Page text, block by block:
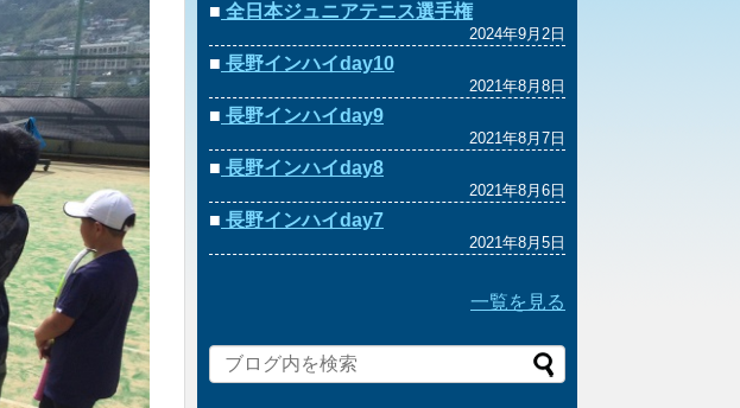
■ 全日本ジュニアテニス選手権
2024年9月2日
■ 長野インハイday10
2021年8月8日
■ 長野インハイday9
2021年8月7日
■ 長野インハイday8
2021年8月6日
■ 長野インハイday7
2021年8月5日
一覧を見る